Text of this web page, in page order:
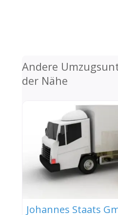
Andere
der Nähe
Johannes Staats